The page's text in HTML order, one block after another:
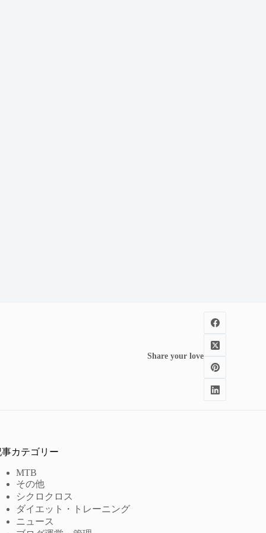
Share your love
事カテゴリー
MTB
その他
シクロクロス
ダイエット・トレーニング
ニュース